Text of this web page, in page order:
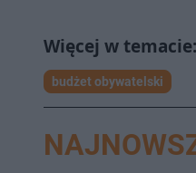
budżet obywatelski